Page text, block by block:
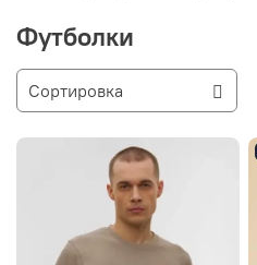
Футболки